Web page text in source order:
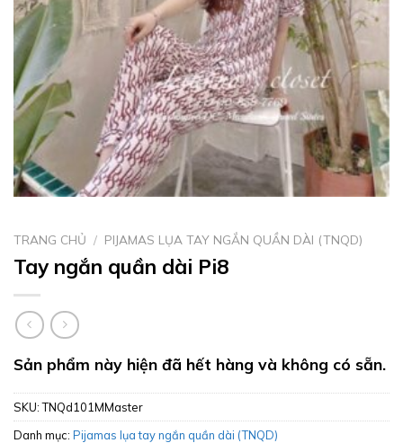
TRANG CHỦ / PIJAMAS LỤA TAY NGẮN QUẦN DÀI (TNQD)
Tay ngắn quần dài Pi8
Sản phẩm này hiện đã hết hàng và không có sẵn.
SKU:TNQd101MMaster
Danh mục: Pijamas lụa tay ngắn quần dài (TNQD)